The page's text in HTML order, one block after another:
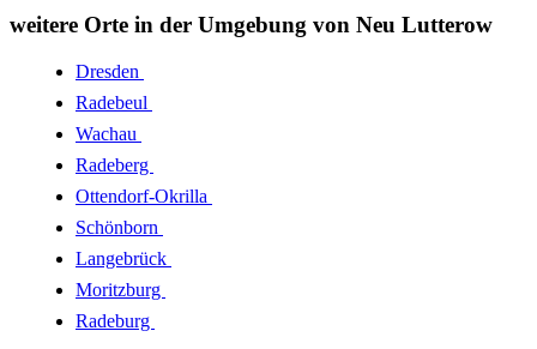
weitere Orte in der Umgebung von Neu Lutterow
Dresden
Radebeul
Wachau
Radeberg
Ottendorf-Okrilla
Schönborn
Langebrück
Moritzburg
Radeburg